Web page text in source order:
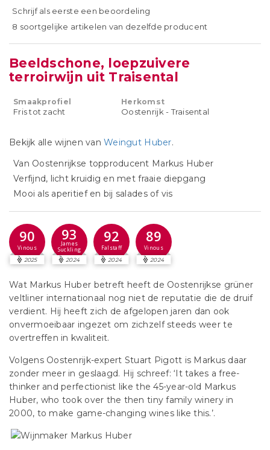
Schrijf als eerste een beoordeling
8 soortgelijke artikelen van dezelfde producent
Beeldschone, loepzuivere
terroirwijn uit Traisental
Smaakprofiel
Fris tot zacht
Herkomst
Oostenrijk - Traisental
Bekijk alle wijnen vanWeingut Huber.
Van Oostenrijkse topproducent Markus Huber
Verfijnd, licht kruidig en met fraaie diepgang
Mooi als aperitief en bij salades of vis
90
Vinous
2025
93
James
Suckling
2024
92
Falstaff
2024
89
Vinous
2024
Wat Markus Huber betreft heeft de Oostenrijkse grüner
veltliner internationaal nog niet de reputatie die de druif
verdient. Hij heeft zich de afgelopen jaren dan ook
onvermoeibaar ingezet om zichzelf steeds weer te
overtreffen in kwaliteit.
Volgens Oostenrijk-expert Stuart Pigott is Markus daar
zonder meer in geslaagd. Hij schreef: ‘It takes a free-
thinker and perfectionist like the 45-year-old Markus
Huber, who took over the then tiny family winery in
2000, to make game-changing wines like this.’.